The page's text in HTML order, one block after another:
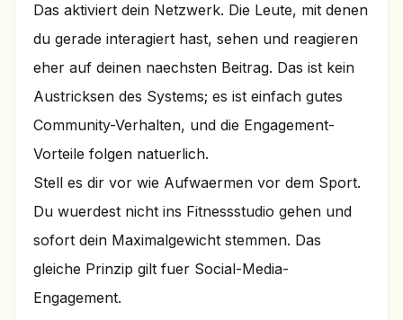
Das aktiviert dein Netzwerk. Die Leute, mit denen
du gerade interagiert hast, sehen und reagieren
eher auf deinen naechsten Beitrag. Das ist kein
Austricksen des Systems; es ist einfach gutes
Community-Verhalten, und die Engagement-
Vorteile folgen natuerlich.
Stell es dir vor wie Aufwaermen vor dem Sport.
Du wuerdest nicht ins Fitnessstudio gehen und
sofort dein Maximalgewicht stemmen. Das
gleiche Prinzip gilt fuer Social-Media-
Engagement.